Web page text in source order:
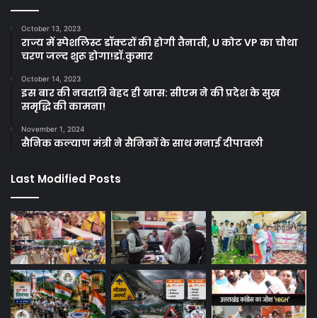
October 13, 2023
राज्य में स्पेशलिस्ट डॉक्टरों की होगी तैनाती, U कोट VP का चौथा
चरण जल्द शुरू होगा!डॉ.कुमार
October 14, 2023
इस बार की नवरात्रि बेहद ही खास: सीएम ने की प्रदेश के सुख
समृद्धि की कामना!
November 1, 2024
सैनिक कल्याण मंत्री ने सैनिकों के साथ मनाई दीपावली
Last Modified Posts